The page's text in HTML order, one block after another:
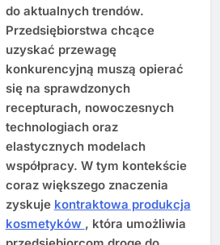
do aktualnych trendów.
Przedsiębiorstwa chcące
uzyskać przewagę
konkurencyjną muszą opierać
się na sprawdzonych
recepturach, nowoczesnych
technologiach oraz
elastycznych modelach
współpracy. W tym kontekście
coraz większego znaczenia
zyskuje kontraktowa produkcja
kosmetyków , która umożliwia